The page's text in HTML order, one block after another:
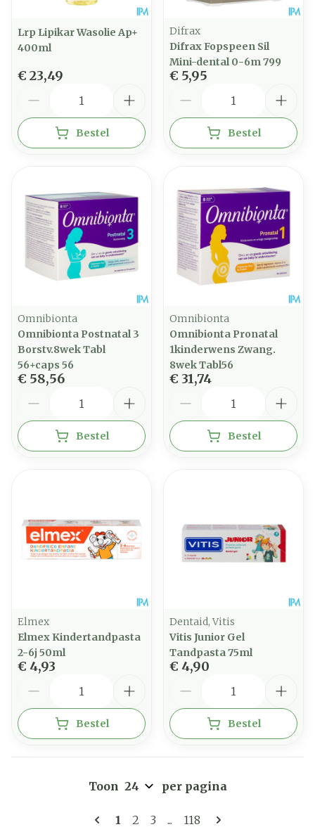
Lrp Lipikar Wasolie Ap+
400ml
€ 23,49
Bestel
Difrax
Difrax Fopspeen Sil
Mini-dental 0-6m 799
€ 5,95
Bestel
Omnibionta
Omnibionta Postnatal 3
Borstv.8wek Tabl
56+caps 56
€ 58,56
Bestel
Omnibionta
Omnibionta Pronatal
1kinderwens Zwang.
8wek Tabl56
€ 31,74
Bestel
Elmex
Elmex Kindertandpasta
2-6j 50ml
€ 4,93
Bestel
Dentaid, Vitis
Vitis Junior Gel
Tandpasta 75ml
€ 4,90
Bestel
Pagina's
U lees momenteel pagina
1 Pagina
2 Pagina
3 ... Pagina
118
Toon per pagina